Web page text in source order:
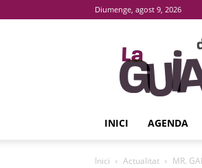
Diumenge, agost 9, 2026
INICI AGENDA
Inici Actualitat MR.